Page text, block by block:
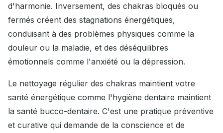
d'harmonie. Inversement, des chakras bloqués ou
fermés créent des stagnations énergétiques,
conduisant à des problèmes physiques comme la
douleur ou la maladie, et des déséquilibres
émotionnels comme l'anxiété ou la dépression.
Le nettoyage régulier des chakras maintient votre
santé énergétique comme l'hygiène dentaire maintient
la santé bucco-dentaire. C'est une pratique préventive
et curative qui demande de la conscience et de